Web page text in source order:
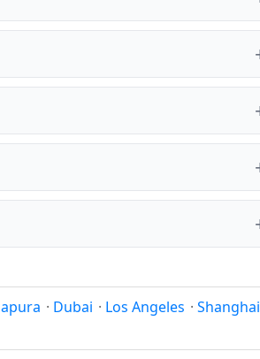
· Dubai · Los Angeles · Shanghai